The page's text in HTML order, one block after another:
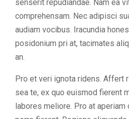
senserit repudiandae. Nam ea
comprehensam. Nec adipisci
audiam vocibus. Iracundia
posidonium pri at, tacimates
an.
Pro et veri ignota ridens. Affert
sea te, ex quo euismod fierent
labores meliore. Pro at aperiam